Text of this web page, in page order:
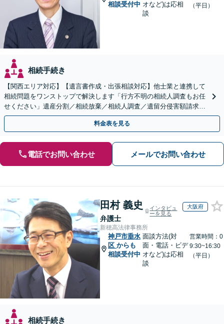
相談受付中 オなど)は応相
談
（平日）
相続手続き
【関西エリア対応】【遺言書作成・出張相談対応】他士業と連携して
相続問題をワンストップで解決します「行方不明の相続人調査もお任
せください」遺産分割／相続放棄／相続人調査／遺留分侵害額請求／
登記など【休日・夜間面談可】【分割払い対応】
料金表を見る
電話でお問い合わせ メールでお問い合わせ
田村 義史
弁護士
インタビュ
ーを見る
大阪府
新穂高法律事務所
神戸市垂水
区 からも
相談受付中
面談方法(対
面・電話・ビデ
オなど)は応相
談
営業時間：0
9:30~16:30
（平日）
相続手続き